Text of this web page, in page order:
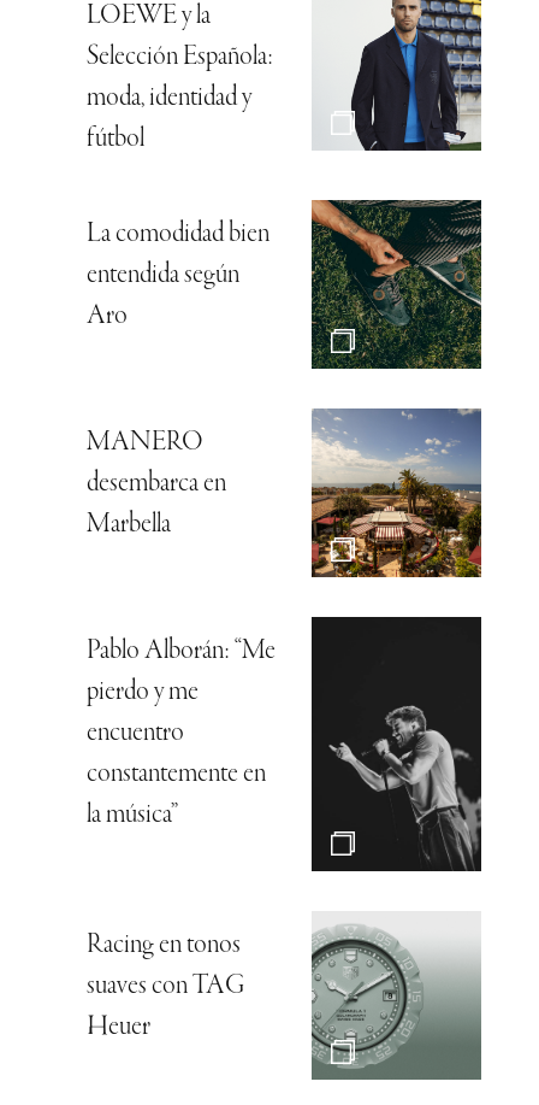
LOEWE y la
Selección Española:
moda, identidad y
fútbol
La comodidad bien
entendida según
Aro
MANERO
desembarca en
Marbella
Pablo Alborán: “Me
pierdo y me
encuentro
constantemente en
la música”
Racing en tonos
suaves con TAG
Heuer